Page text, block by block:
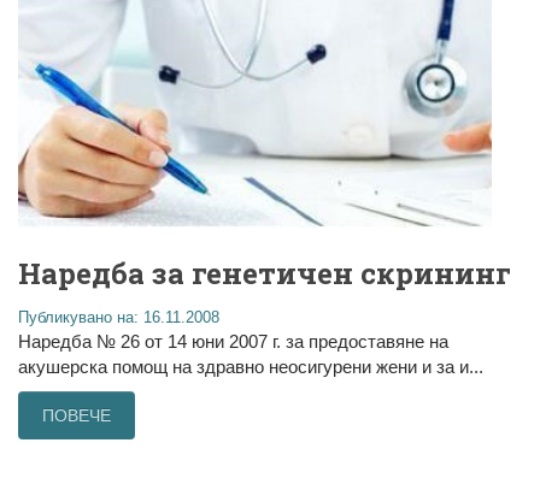
Наредба за генетичен скрининг
Публикувано на: 16.11.2008
Наредба № 26 от 14 юни 2007 г. за предоставяне на
акушерска помощ на здравно неосигурени жени и за и...
ПОВЕЧЕ